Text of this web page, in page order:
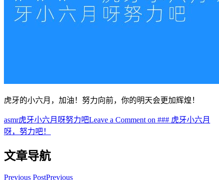
虎牙的小六月，加油！努力向前，你的明天会更加辉煌！
asmr虎牙小六月呀努力吧Leave a Comment on ### 虎牙小六月
呀，努力吧！
文章导航
Previous PostPrevious